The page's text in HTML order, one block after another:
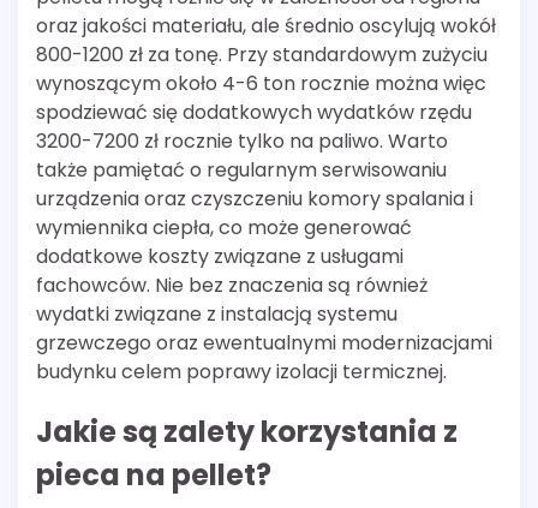
oraz jakości materiału, ale średnio oscylują wokół
800-1200 zł za tonę. Przy standardowym zużyciu
wynoszącym około 4-6 ton rocznie można więc
spodziewać się dodatkowych wydatków rzędu
3200-7200 zł rocznie tylko na paliwo. Warto
także pamiętać o regularnym serwisowaniu
urządzenia oraz czyszczeniu komory spalania i
wymiennika ciepła, co może generować
dodatkowe koszty związane z usługami
fachowców. Nie bez znaczenia są również
wydatki związane z instalacją systemu
grzewczego oraz ewentualnymi modernizacjami
budynku celem poprawy izolacji termicznej.
Jakie są zalety korzystania z
pieca na pellet?